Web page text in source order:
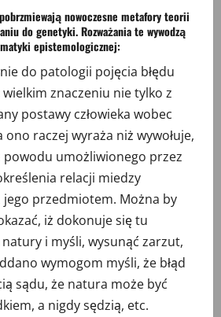
nowoczesne metafory teorii
do genetyki. Rozważania te wywodzą
epistemologicznej:
do patologii pojęcia błędu
znaczeniu nie tylko z
postawy człowieka wobec
ono raczej wyraża niż wywołuje,
powodu umożliwionego przez
relacji miedzy
jego przedmiotem. Można by
iż dokonuje się tu
i myśli, wysunąć zarzut,
wymogom myśli, że błąd
sądu, że natura może być
a nigdy sędzią, etc.